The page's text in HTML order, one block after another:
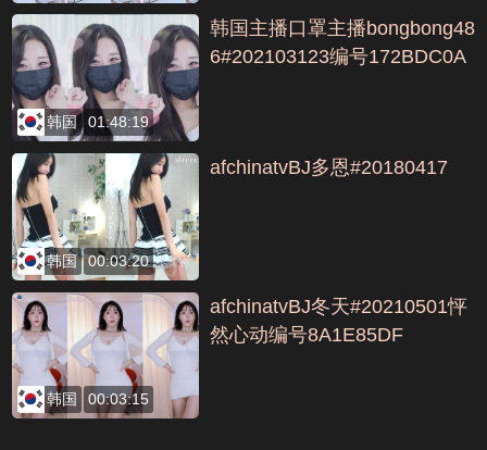
韩国 01:48:19
韩国主播口罩主播bongbong48
6#202103123编号172BDC0A
韩国 00:03:20
afchinatvBJ多恩#20180417
韩国 00:03:15
afchinatvBJ冬天#20210501怦
然心动编号8A1E85DF